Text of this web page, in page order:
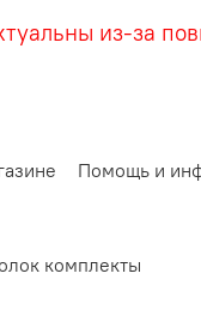
из-за
Помощь и
комплекты